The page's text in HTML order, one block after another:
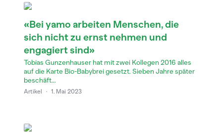
«Bei yamo arbeiten Menschen, die
sich nicht zu ernst nehmen und
engagiert sind»
Tobias Gunzenhauser hat mit zwei Kollegen 2016 alles
auf die Karte Bio-Babybrei gesetzt. Sieben Jahre später
beschäft...
Artikel · 1. Mai 2023